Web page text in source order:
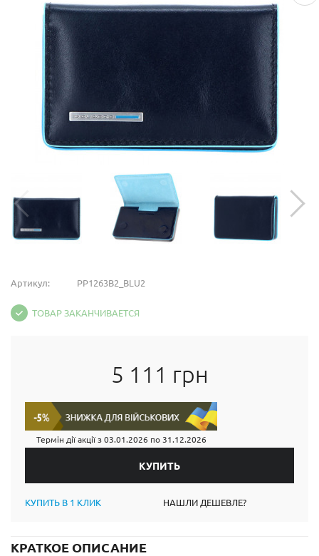
Артикул: PP1263B2_BLU2
ТОВАР ЗАКАНЧИВАЕТСЯ
5 111 грн
Термін дії акції з03.01.2026 по 31.12.2026
КУПИТЬ В 1 КЛИК НАШЛИ ДЕШЕВЛЕ?
КРАТКОЕ ОПИСАНИЕ